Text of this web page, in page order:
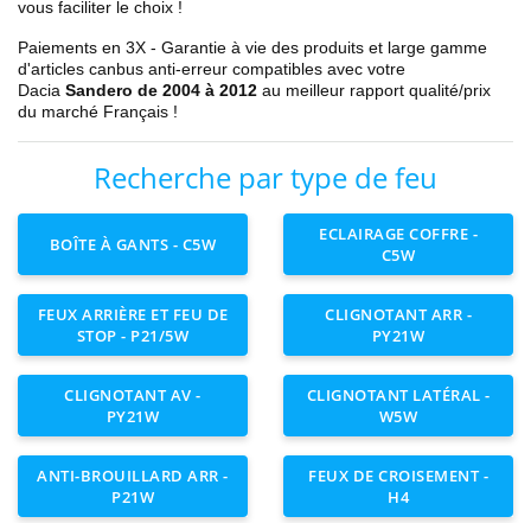
vous faciliter le choix !
Paiements en 3X - Garantie à vie des produits et large gamme
d'articles canbus anti-erreur compatibles avec votre
Dacia Sandero de 2004 à 2012 au meilleur rapport qualité/prix
du marché Français !
Recherche par type de feu
BOÎTE À GANTS - C5W
ECLAIRAGE COFFRE -
C5W
FEUX ARRIÈRE ET FEU DE
STOP - P21/5W
CLIGNOTANT ARR -
PY21W
CLIGNOTANT AV -
PY21W
CLIGNOTANT LATÉRAL -
W5W
ANTI-BROUILLARD ARR -
P21W
FEUX DE CROISEMENT -
H4